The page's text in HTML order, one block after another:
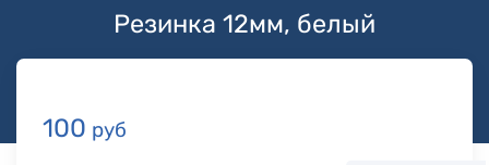
Резинка 12мм, белый
100 руб